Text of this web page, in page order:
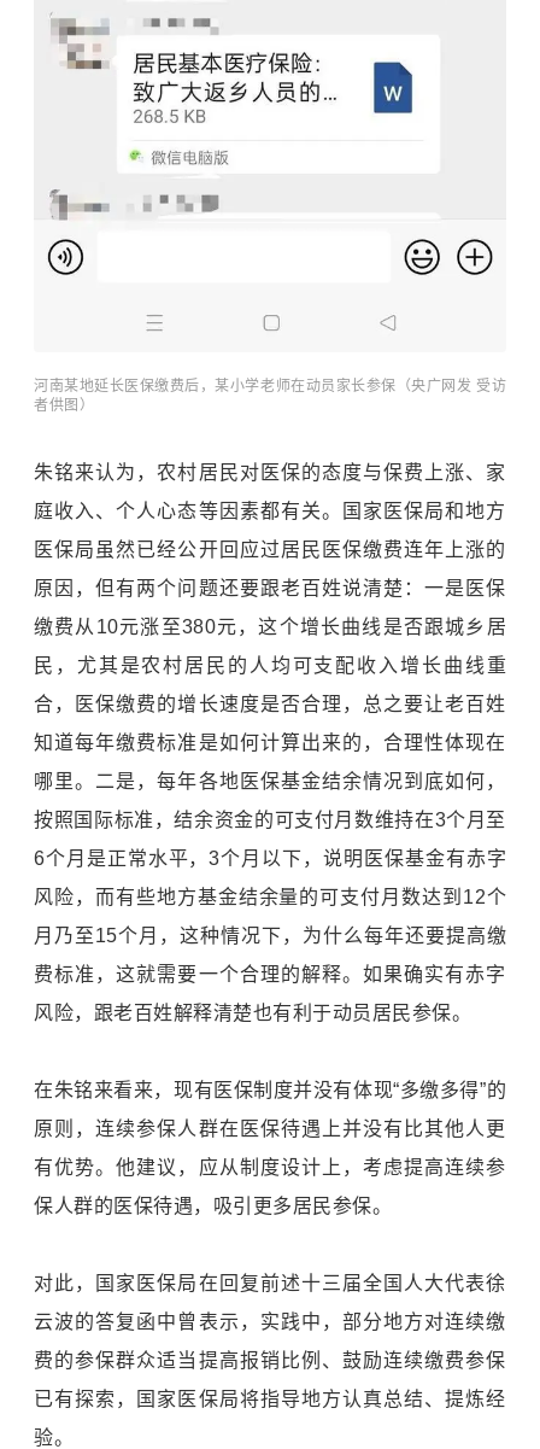
河南某地延长医保缴费后，某小学老师在动员家长参保（央广网发 受访
者供图）
朱铭来认为，农村居民对医保的态度与保费上涨、家
庭收入、个人心态等因素都有关。国家医保局和地方
医保局虽然已经公开回应过居民医保缴费连年上涨的
原因，但有两个问题还要跟老百姓说清楚：一是医保
缴费从10元涨至380元，这个增长曲线是否跟城乡居
民，尤其是农村居民的人均可支配收入增长曲线重
合，医保缴费的增长速度是否合理，总之要让老百姓
知道每年缴费标准是如何计算出来的，合理性体现在
哪里。二是，每年各地医保基金结余情况到底如何，
按照国际标准，结余资金的可支付月数维持在3个月至
6个月是正常水平，3个月以下，说明医保基金有赤字
风险，而有些地方基金结余量的可支付月数达到12个
月乃至15个月，这种情况下，为什么每年还要提高缴
费标准，这就需要一个合理的解释。如果确实有赤字
风险，跟老百姓解释清楚也有利于动员居民参保。
在朱铭来看来，现有医保制度并没有体现“多缴多得”的
原则，连续参保人群在医保待遇上并没有比其他人更
有优势。他建议，应从制度设计上，考虑提高连续参
保人群的医保待遇，吸引更多居民参保。
对此，国家医保局在回复前述十三届全国人大代表徐
云波的答复函中曾表示，实践中，部分地方对连续缴
费的参保群众适当提高报销比例、鼓励连续缴费参保
已有探索，国家医保局将指导地方认真总结、提炼经
验。